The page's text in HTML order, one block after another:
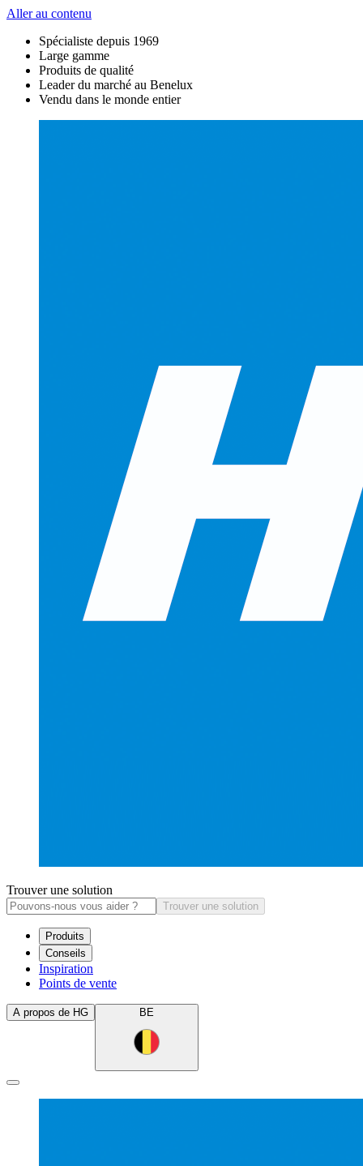
Aller au contenu
Spécialiste depuis 1969
Large gamme
Produits de qualité
Leader du marché au Benelux
Vendu dans le monde entier
Trouver une solution
Trouver une solution
Produits
Conseils
Inspiration
Points de vente
A propos de HG BE